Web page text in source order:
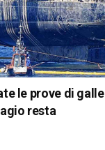
le prove di
resta